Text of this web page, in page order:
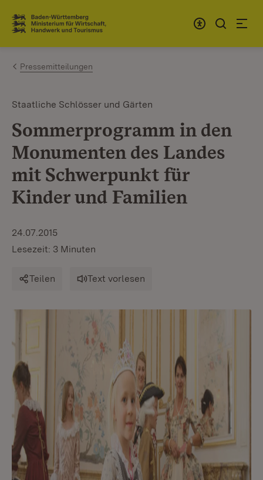
Zum Inhalt springen
Link zur Startseite
Pressemitteilungen
Staatliche Schlösser und Gärten
Sommerprogramm in den
Monumenten des Landes
mit Schwerpunkt für
Kinder und Familien
24.07.2015
Lesezeit: 3 Minuten
Teilen Text vorlesen